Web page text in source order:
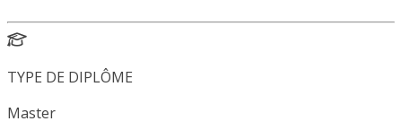
TYPE DE DIPLÔME
Master